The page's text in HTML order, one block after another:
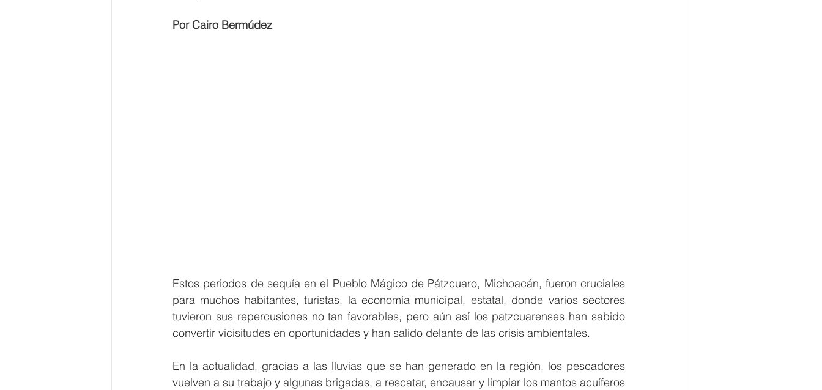
Por Cairo Bermúdez
Estos periodos de sequía en el Pueblo Mágico de Pátzcuaro, Michoacán, fueron cruciales
para muchos habitantes, turistas, la economía municipal, estatal, donde varios sectores
tuvieron sus repercusiones no tan favorables, pero aún así los patzcuarenses han sabido
convertir vicisitudes en oportunidades y han salido delante de las crisis ambientales.
En la actualidad, gracias a las lluvias que se han generado en la región, los pescadores
vuelven a su trabajo y algunas brigadas, a rescatar, encausar y limpiar los mantos acuíferos